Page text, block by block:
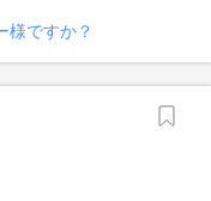
様ですか？